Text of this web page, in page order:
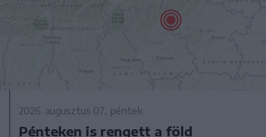
2026. augusztus 07., péntek
Pénteken is rengett a föld